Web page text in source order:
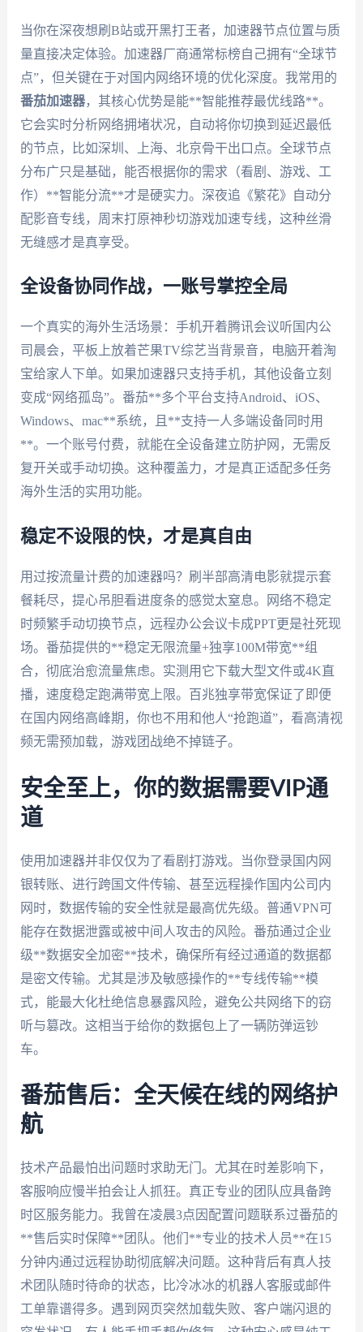
当你在深夜想刷B站或开黑打王者，加速器节点位置与质
量直接决定体验。加速器厂商通常标榜自己拥有“全球节
点”，但关键在于对国内网络环境的优化深度。我常用的
番茄加速器，其核心优势是能**智能推荐最优线路**。
它会实时分析网络拥堵状况，自动将你切换到延迟最低
的节点，比如深圳、上海、北京骨干出口点。全球节点
分布广只是基础，能否根据你的需求（看剧、游戏、工
作）**智能分流**才是硬实力。深夜追《繁花》自动分
配影音专线，周末打原神秒切游戏加速专线，这种丝滑
无缝感才是真享受。
全设备协同作战，一账号掌控全局
一个真实的海外生活场景：手机开着腾讯会议听国内公
司晨会，平板上放着芒果TV综艺当背景音，电脑开着淘
宝给家人下单。如果加速器只支持手机，其他设备立刻
变成“网络孤岛”。番茄**多个平台支持Android、iOS、
Windows、mac**系统，且**支持一人多端设备同时用
**。一个账号付费，就能在全设备建立防护网，无需反
复开关或手动切换。这种覆盖力，才是真正适配多任务
海外生活的实用功能。
稳定不设限的快，才是真自由
用过按流量计费的加速器吗？刷半部高清电影就提示套
餐耗尽，提心吊胆看进度条的感觉太窒息。网络不稳定
时频繁手动切换节点，远程办公会议卡成PPT更是社死现
场。番茄提供的**稳定无限流量+独享100M带宽**组
合，彻底治愈流量焦虑。实测用它下载大型文件或4K直
播，速度稳定跑满带宽上限。百兆独享带宽保证了即便
在国内网络高峰期，你也不用和他人“抢跑道”，看高清视
频无需预加载，游戏团战绝不掉链子。
安全至上，你的数据需要VIP通
道
使用加速器并非仅仅为了看剧打游戏。当你登录国内网
银转账、进行跨国文件传输、甚至远程操作国内公司内
网时，数据传输的安全性就是最高优先级。普通VPN可
能存在数据泄露或被中间人攻击的风险。番茄通过企业
级**数据安全加密**技术，确保所有经过通道的数据都
是密文传输。尤其是涉及敏感操作的**专线传输**模
式，能最大化杜绝信息暴露风险，避免公共网络下的窃
听与篡改。这相当于给你的数据包上了一辆防弹运钞
车。
番茄售后：全天候在线的网络护
航
技术产品最怕出问题时求助无门。尤其在时差影响下，
客服响应慢半拍会让人抓狂。真正专业的团队应具备跨
时区服务能力。我曾在凌晨3点因配置问题联系过番茄的
**售后实时保障**团队。他们**专业的技术人员**在15
分钟内通过远程协助彻底解决问题。这种背后有真人技
术团队随时待命的状态，比冷冰冰的机器人客服或邮件
工单靠谱得多。遇到网页突然加载失败、客户端闪退的